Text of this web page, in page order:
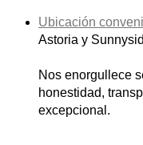
Ubicación
Astoria y
Nos enorgullece
honestidad,
excepcional.